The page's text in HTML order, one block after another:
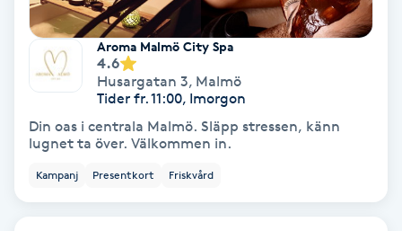
Läpptatuering
Makeup
Manikyr & Pedikyr
Aroma Malmö City Spa
4.6
Husargatan 3, Malmö
Tider fr. 11:00, Imorgon
Din oas i centrala Malmö. Släpp stressen, känn
lugnet ta över. Välkommen in.
Kampanj Presentkort Friskvård